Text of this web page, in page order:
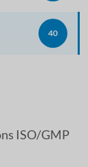
40
ISO/GMP